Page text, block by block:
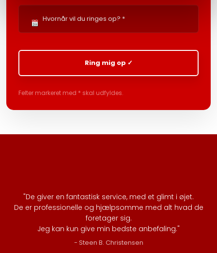
Felter markeret med * skal udfyldes.​
"De giver en fantastisk service, med et glimt i øjet.
De er professionelle og hjælpsomme med alt hvad de
foretager sig.
Jeg kan kun give min bedste anbefaling.​"
- Steen B. Christensen​